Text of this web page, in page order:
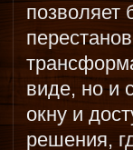
позволяет
виде, но и
окну и
решения,